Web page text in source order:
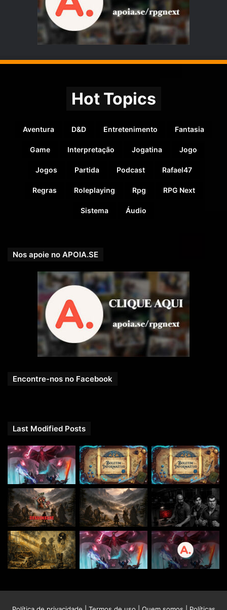
Hot Topics
Aventura D&D Entretenimento Fantasia
Game Interpretação Jogatina Jogo
Jogos Partida Podcast Rafael47
Regras Roleplaying Rpg RPG Next
Sistema Áudio
Nos apoie no APOIA.SE
Encontre-nos no Facebook
Last Modified Posts